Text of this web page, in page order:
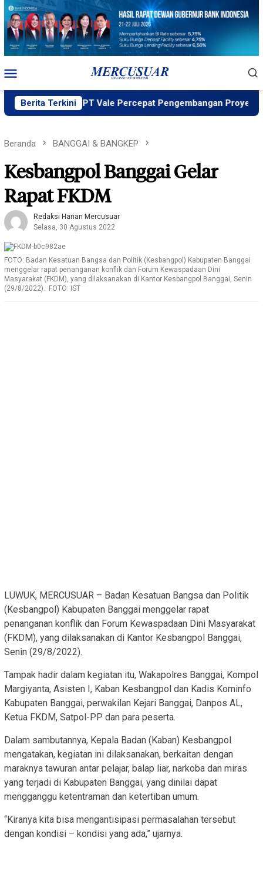
Loncat
konten
Mobile
Berita Terkini
MIND ID, PT Vale Percepat Pengembangan Proyek Strategis
Beranda BANGGAI & BANGKEP
Kesbangpol Banggai Gelar
Rapat FKDM
Redaksi Harian Mercusuar
Selasa, 30 Agustus 2022
FOTO: Badan Kesatuan Bangsa dan Politik (Kesbangpol) Kabupaten Banggai
menggelar rapat penanganan konflik dan Forum Kewaspadaan Dini
Masyarakat (FKDM), yang dilaksanakan di Kantor Kesbangpol Banggai, Senin
(29/8/2022). FOTO: IST
LUWUK, MERCUSUAR – Badan Kesatuan Bangsa dan Politik
(Kesbangpol) Kabupaten Banggai menggelar rapat
penanganan konflik dan Forum Kewaspadaan Dini Masyarakat
(FKDM), yang dilaksanakan di Kantor Kesbangpol Banggai,
Senin (29/8/2022).
Tampak hadir dalam kegiatan itu, Wakapolres Banggai, Kompol
Margiyanta, Asisten I, Kaban Kesbangpol dan Kadis Kominfo
Kabupaten Banggai, perwakilan Kejari Banggai, Danpos AL,
Ketua FKDM, Satpol-PP dan para peserta.
Dalam sambutannya, Kepala Badan (Kaban) Kesbangpol
mengatakan, kegiatan ini dilaksanakan, berkaitan dengan
maraknya tawuran antar pelajar, balap liar, narkoba dan miras
yang terjadi di Kabupaten Banggai, yang dinilai dapat
mengganggu ketentraman dan ketertiban umum.
“Kiranya kita bisa mengantisipasi permasalahan tersebut
dengan kondisi – kondisi yang ada,” ujarnya.